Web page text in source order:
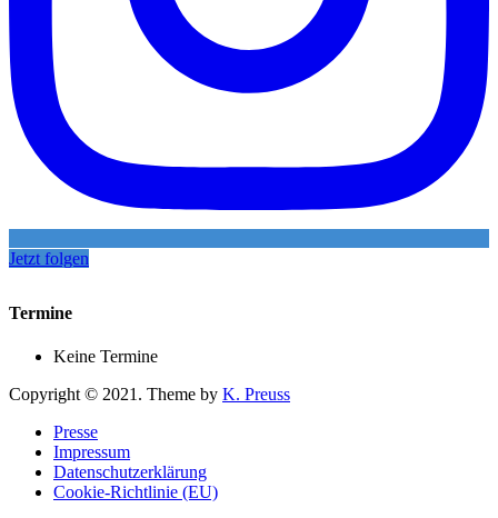
Jetzt folgen
Termine
Keine Termine
Copyright © 2021. Theme by K. Preuss
Presse
Impressum
Datenschutzerklärung
Cookie-Richtlinie (EU)